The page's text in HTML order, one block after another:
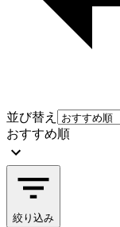
並び替え
おすすめ順
絞り込み